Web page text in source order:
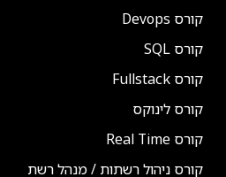
קורס Devops
קורס SQL
קורס Fullstack
קורס לינוקס
קורס Real Time
קורס ניהול רשתות / מנהל רשת